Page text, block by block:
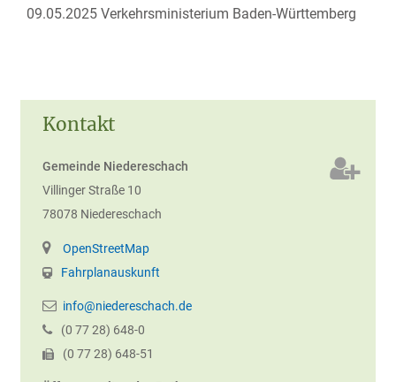
Kontakt
Gemeinde Niedereschach
Villinger Straße 10
78078 Niedereschach
OpenStreetMap
Fahrplanauskunft
info@niedereschach.de
(0 7728) 648-0
(0 7728) 648-51
09.05.2025 Verkehrsministerium Baden-Württemberg